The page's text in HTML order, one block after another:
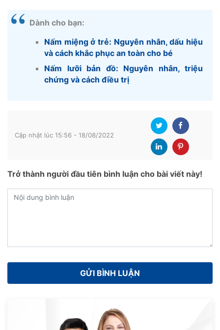
Dành cho bạn:
Nấm miệng ở trẻ: Nguyên nhân, dấu hiệu
và cách khắc phục an toàn cho bé
Nấm lưỡi bản đồ: Nguyên nhân, triệu
chứng và cách điều trị
Cập nhật lúc 15:56 - 18/08/2022
Trở thành người đầu tiên bình luận cho bài viết này!